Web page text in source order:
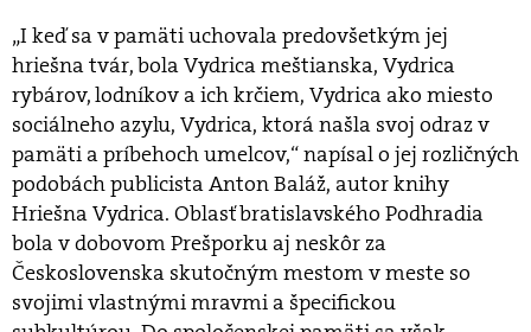
„I keď sa v pamäti uchovala predovšetkým jej
hriešna tvár, bola Vydrica meštianska, Vydrica
rybárov, lodníkov a ich krčiem, Vydrica ako miesto
sociálneho azylu, Vydrica, ktorá našla svoj odraz v
pamäti a príbehoch umelcov,“ napísal o jej rozličných
podobách publicista Anton Baláž, autor knihy
Hriešna Vydrica. Oblasť bratislavského Podhradia
bola v dobovom Prešporku aj neskôr za
Československa skutočným mestom v meste so
svojimi vlastnými mravmi a špecifickou